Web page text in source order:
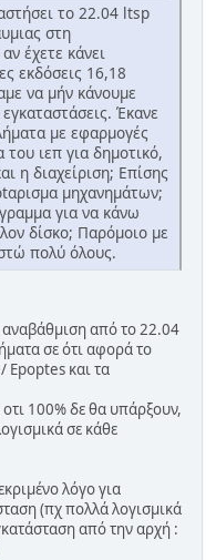
το 22.04 ltsp
στη
έχετε κάνει
εκδόσεις 16,18
να μήν κάνουμε
Έκανε
με εφαρμογές
ιεπ για δημοτικό,
η διαχείριση; Επίσης
μηχανημάτων;
για να κάνω
δίσκο; Παρόμοιο με
πολύ όλους.
αναβάθμιση από το 22.04
σε ότι αφορά το
Epoptes και τα
100% δε θα υπάρξουν,
σε κάθε
λόγο για
(πχ πολλά λογισμικά
από την αρχή :